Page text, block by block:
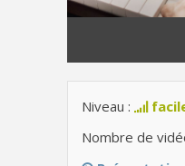
Niveau :
Nombre de